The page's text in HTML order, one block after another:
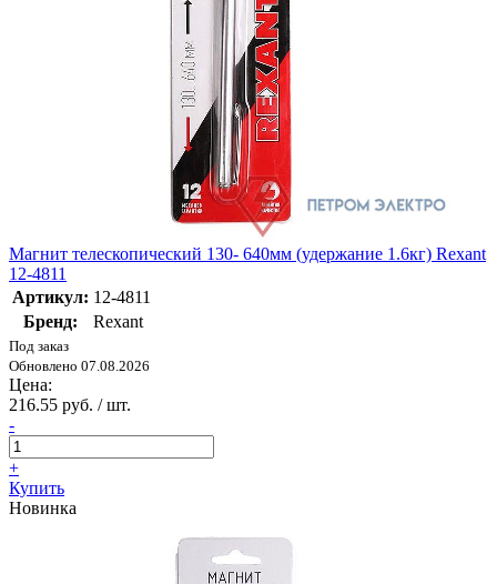
Магнит телескопический 130- 640мм (удержание 1.6кг) Rexant
12-4811
Артикул: 12-4811
Бренд:
Rexant
Под заказ
Обновлено 07.08.2026
Цена:
216.55 руб. / шт.
-
+
Купить
Новинка